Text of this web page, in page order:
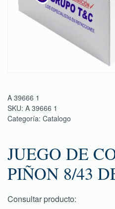
A 39666 1
SKU: A 39666 1
Categoría: Catalogo
JUEGO DE
PIÑON 8/43
Consultar producto: